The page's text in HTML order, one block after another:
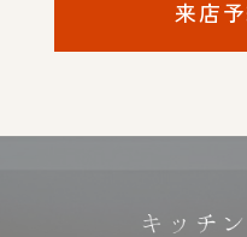
来店